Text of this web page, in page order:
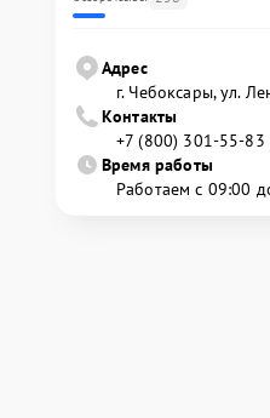
Адрес
г. Чебоксары, ул.
Контакты
+7 (800) 301-55-83
Время работы
Работаем с 09:00